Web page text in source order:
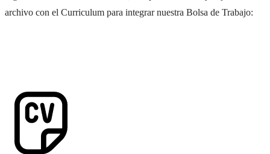
archivo con el Curriculum para integrar nuestra Bolsa de Trabajo: